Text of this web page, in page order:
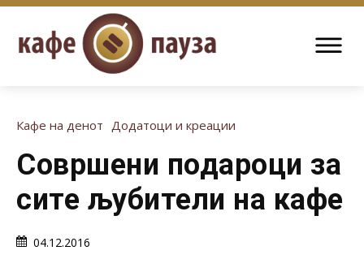
Кафе на денот Додатоци и креации
Совршени подароци за
сите љубители на кафе
04.12.2016